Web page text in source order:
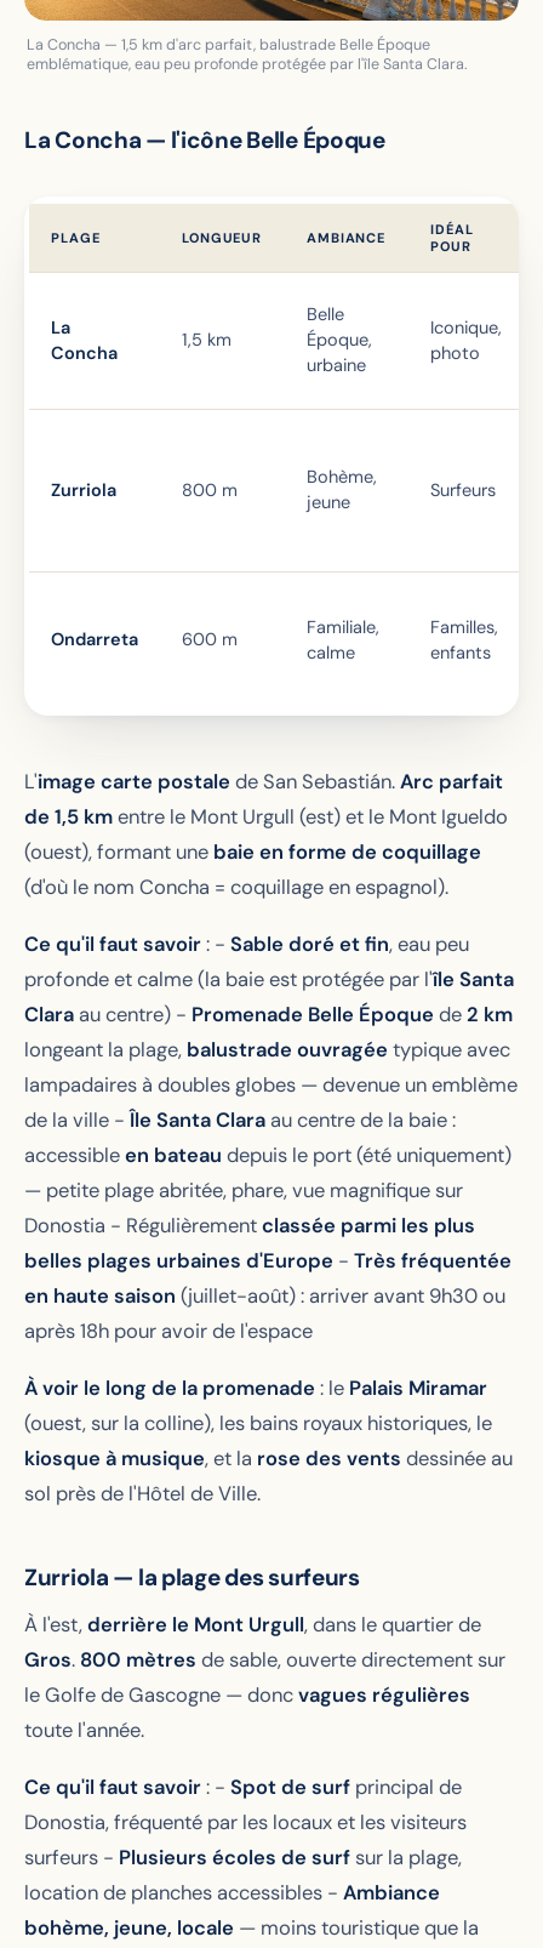
La Concha — 1,5 km d'arc parfait, balustrade Belle Époque
emblématique, eau peu profonde protégée par l'île Santa Clara.
La Concha — l'icône Belle Époque
PLAGE LONGUEUR AMBIANCE
IDÉAL
POUR
La
Concha
1,5 km
Belle
Époque,
urbaine
Iconique,
photo
Zurriola 800 m
Bohème,
jeune
Surfeurs
Ondarreta 600 m
Familiale,
calme
Familles,
enfants
L'image carte postale de San Sebastián.Arc parfait
de 1,5 kmentre le Mont Urgull (est) et le Mont Igueldo
(ouest), formant une baie en forme de coquillage
(d'où le nom Concha = coquillage en espagnol).
Ce qu'il faut savoir: - Sable doré et fin, eau peu
profonde et calme (la baie est protégée par l'île Santa
Clara au centre) - Promenade Belle Époque de2 km
longeant la plage, balustrade ouvragée typique avec
lampadaires à doubles globes — devenue un emblème
de la ville -Île Santa Clara au centre de la baie :
accessibleen bateau depuis le port (été uniquement)
— petite plage abritée, phare, vue magnifique sur
Donostia - Régulièrementclassée parmi les plus
belles plages urbaines d'Europe - Très fréquentée
en haute saison (juillet-août) : arriver avant 9h30 ou
après 18h pour avoir de l'espace
À voir le long de la promenade : le Palais Miramar
(ouest, sur la colline), les bains royaux historiques, le
kiosque à musique, et la rose des vents dessinée au
sol près de l'Hôtel de Ville.
Zurriola — la plage des surfeurs
À l'est,derrière le Mont Urgull, dans le quartier de
Gros. 800 mètres de sable, ouverte directement sur
le Golfe de Gascogne — doncvagues régulières
toute l'année.
Ce qu'il faut savoir: - Spot de surf principal de
Donostia, fréquenté par les locaux et les visiteurs
surfeurs - Plusieurs écoles de surfsur la plage,
location de planches accessibles - Ambiance
bohème, jeune, locale — moins touristique que la